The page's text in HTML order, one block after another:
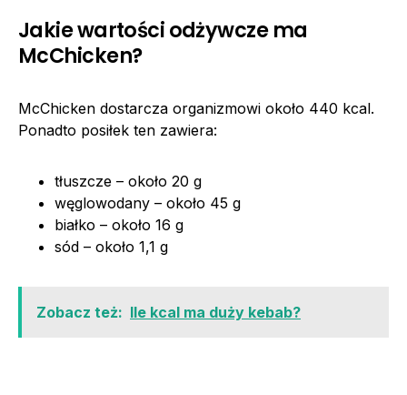
Jakie wartości odżywcze ma
McChicken?
McChicken dostarcza organizmowi około 440 kcal.
Ponadto posiłek ten zawiera:
tłuszcze – około 20 g
węglowodany – około 45 g
białko – około 16 g
sód – około 1,1 g
Zobacz też: Ile kcal ma duży kebab?